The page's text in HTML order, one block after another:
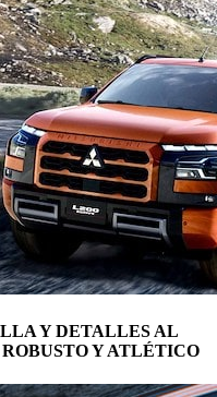
Y DETALLES AL
Y ATLÉTICO